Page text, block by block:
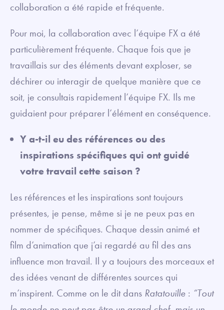
collaboration a été rapide et fréquente.
Pour moi, la collaboration avec l’équipe FX a été
particulièrement fréquente. Chaque fois que je
travaillais sur des éléments devant exploser, se
déchirer ou interagir de quelque manière que ce
soit, je consultais rapidement l’équipe FX. Ils me
guidaient pour préparer l’élément en conséquence.
Y a-t-il eu des références ou des
inspirations spécifiques qui ont guidé
votre travail cette saison ?
Les références et les inspirations sont toujours
présentes, je pense, même si je ne peux pas en
nommer de spécifiques. Chaque dessin animé et
film d’animation que j’ai regardé au fil des ans
influence mon travail. Il y a toujours des morceaux et
des idées venant de différentes sources qui
m’inspirent. Comme on le dit dans Ratatouille : “Tout